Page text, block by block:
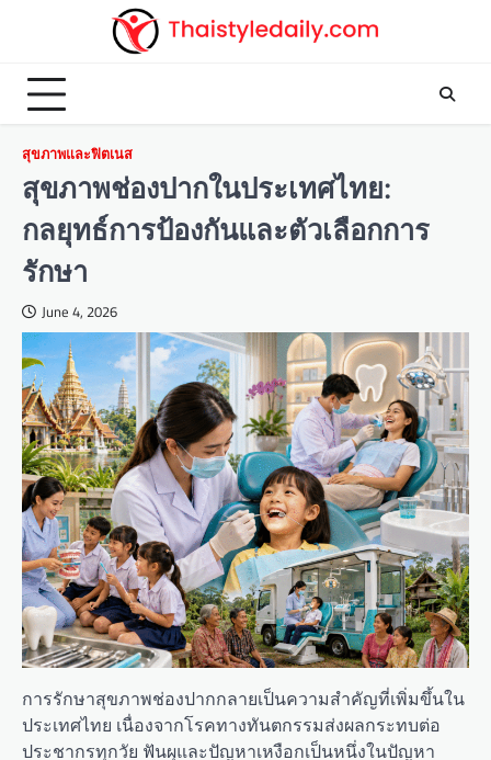
สุขภาพและฟิตเนส
สุขภาพช่องปากในประเทศไทย:
กลยุทธ์การป้องกันและตัวเลือกการ
รักษา
June 4, 2026
การรักษาสุขภาพช่องปากกลายเป็นความสำคัญที่เพิ่มขึ้นใน
ประเทศไทย เนื่องจากโรคทางทันตกรรมส่งผลกระทบต่อ
ประชากรทุกวัย ฟันผุและปัญหาเหงือกเป็นหนึ่งในปัญหา